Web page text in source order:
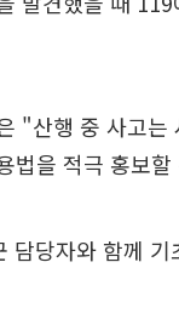
"산행 중 사고
법을 적극 홍보
담당자와 함께